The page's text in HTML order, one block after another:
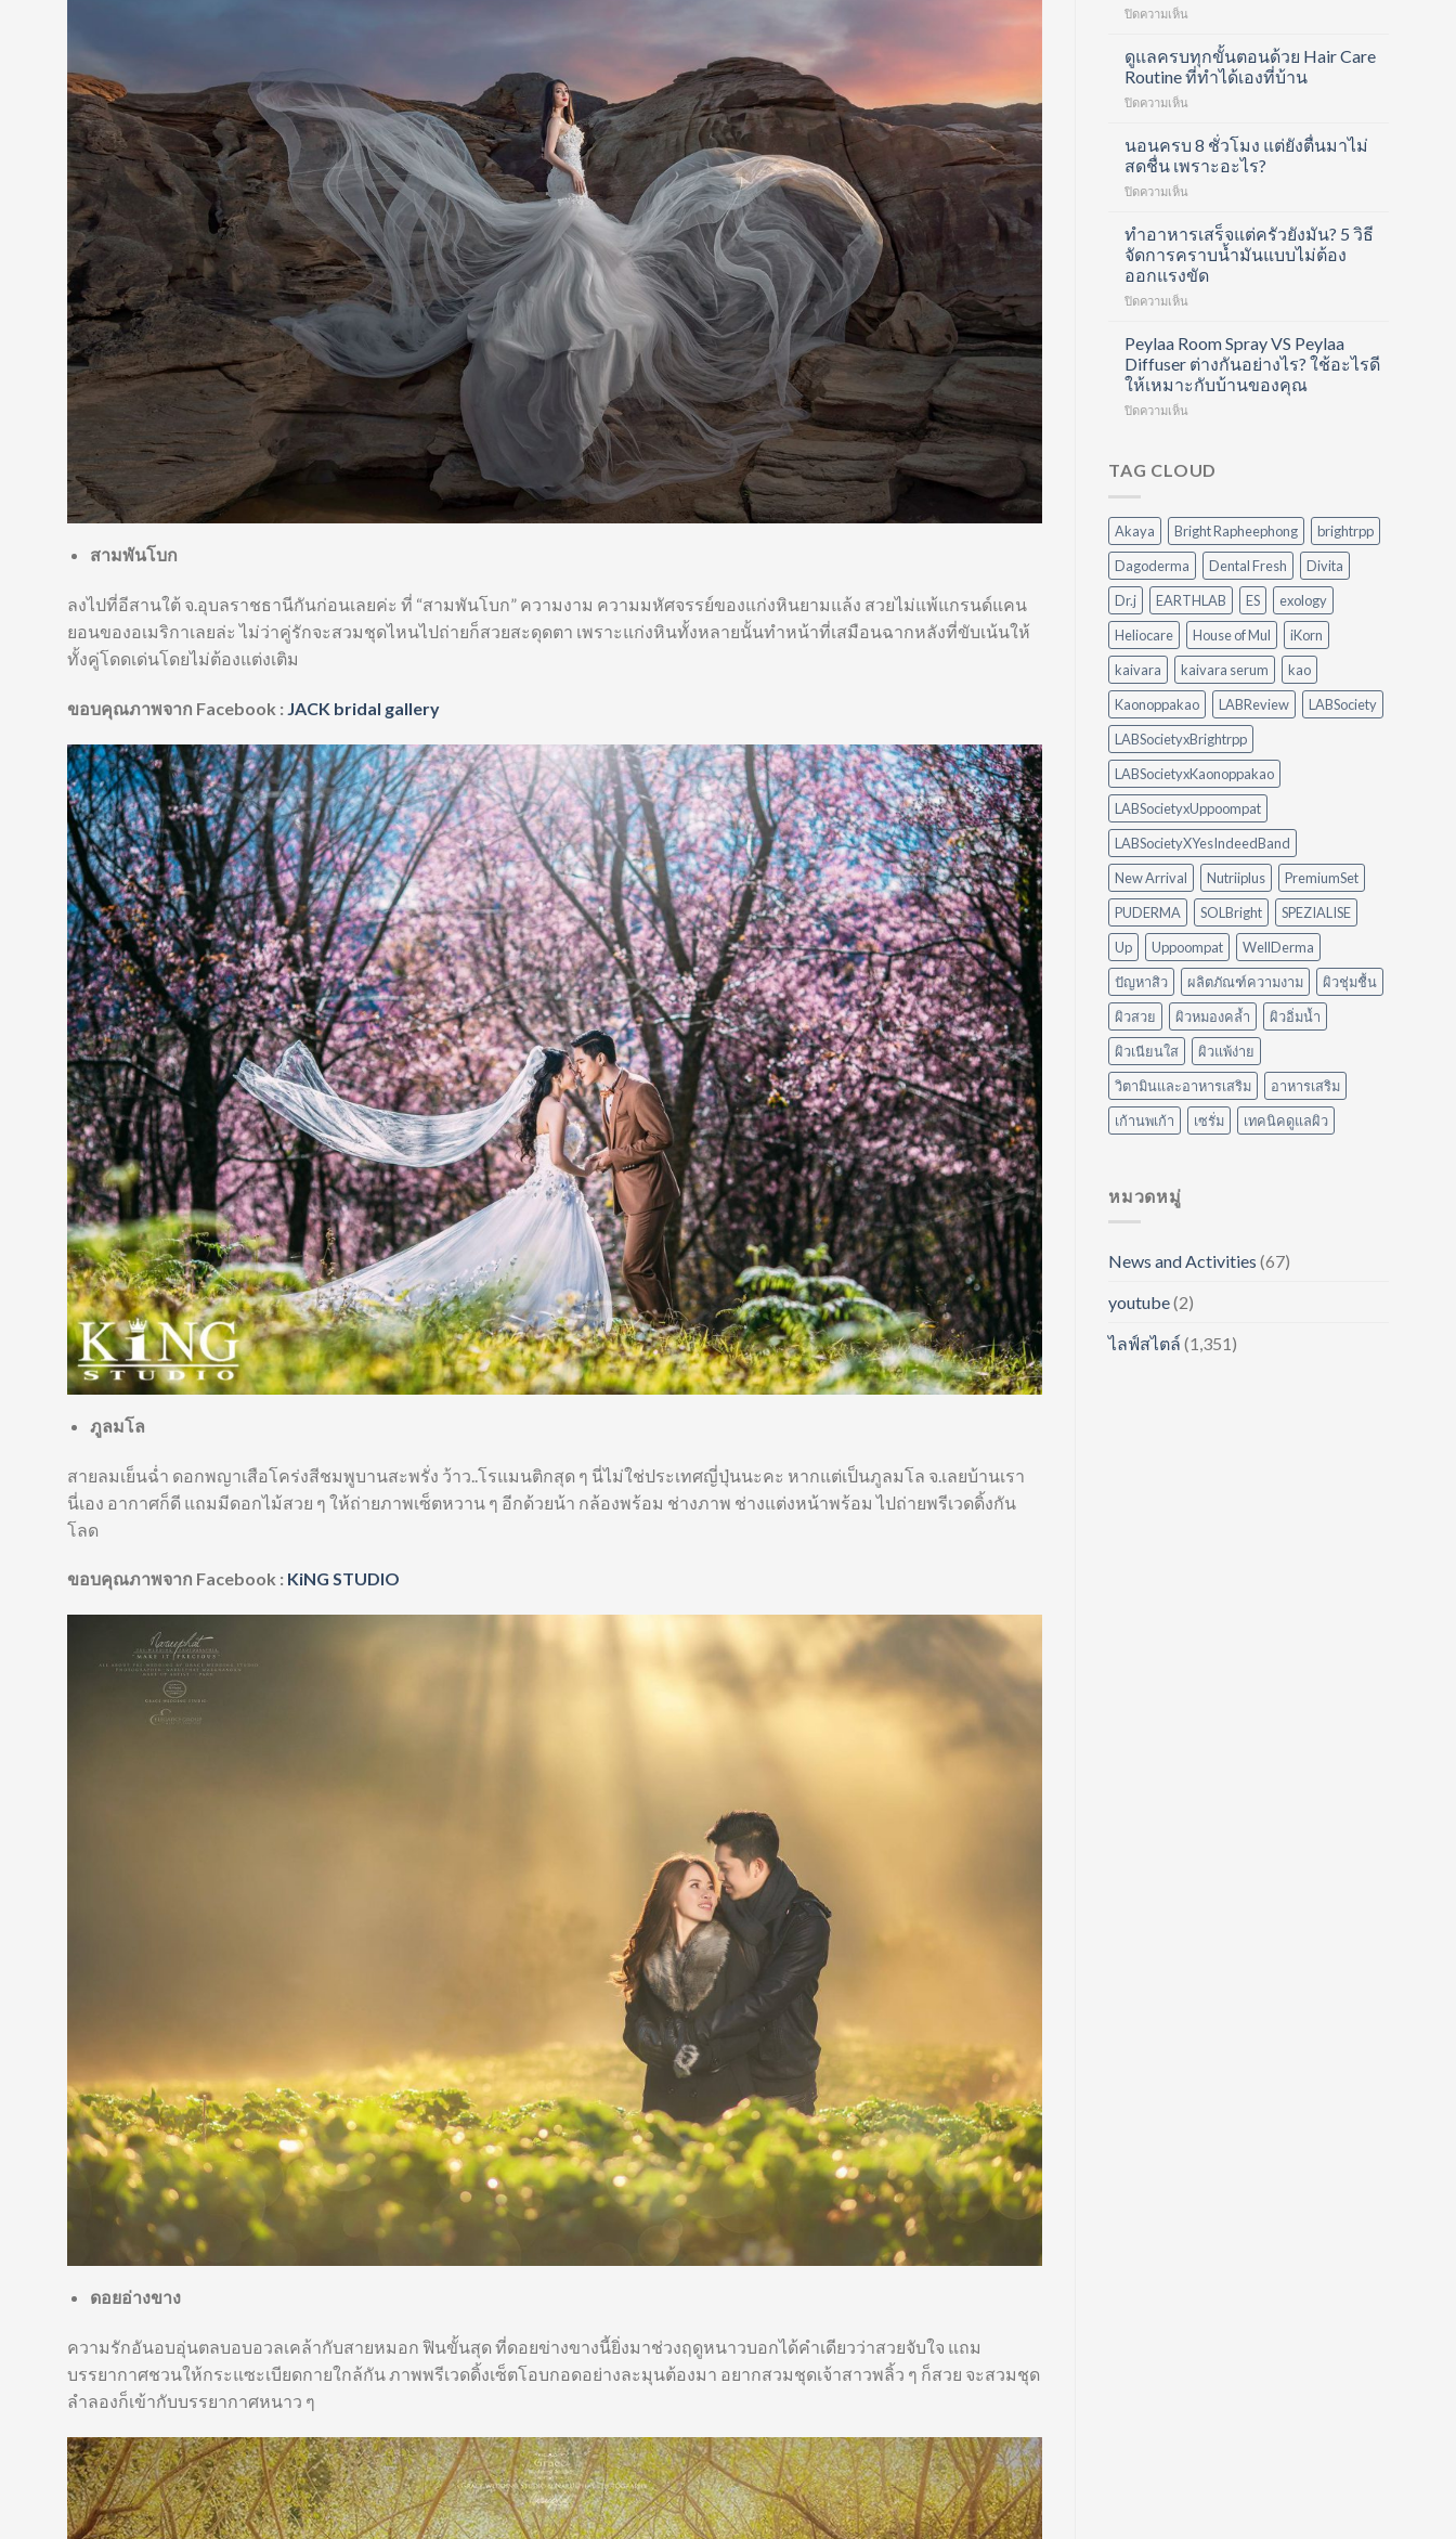
สามพันโบก
ลงไปที่อีสานใต้ จ.อุบลราชธานีกันก่อนเลยค่ะ ที่ “สามพันโบก” ความงาม ความมหัศจรรย์ของแก่งหินยามแล้ง สวยไม่แพ้แกรนด์แคน
ยอนของอเมริกาเลยล่ะ ไม่ว่าคู่รักจะสวมชุดไหนไปถ่ายก็สวยสะดุดตา เพราะแก่งหินทั้งหลายนั้นทำหน้าที่เสมือนฉากหลังที่ขับเน้นให้
ทั้งคู่โดดเด่นโดยไม่ต้องแต่งเติม
ขอบคุณภาพจาก Facebook : JACK bridal gallery
ภูลมโล
สายลมเย็นฉ่ำ ดอกพญาเสือโคร่งสีชมพูบานสะพรั่ง ว้าว..โรแมนติกสุด ๆ นี่ไม่ใช่ประเทศญี่ปุ่นนะคะ หากแต่เป็นภูลมโล จ.เลยบ้านเรา
นี่เอง อากาศก็ดี แถมมีดอกไม้สวย ๆ ให้ถ่ายภาพเซ็ตหวาน ๆ อีกด้วยน้า กล้องพร้อม ช่างภาพ ช่างแต่งหน้าพร้อม ไปถ่ายพรีเวดดิ้งกัน
โลด
ขอบคุณภาพจาก Facebook : KiNG STUDIO
ดอยอ่างขาง
ความรักอันอบอุ่นตลบอบอวลเคล้ากับสายหมอก ฟินขั้นสุด ที่ดอยข่างขางนี้ยิ่งมาช่วงฤดูหนาวบอกได้คำเดียวว่าสวยจับใจ แถม
บรรยากาศชวนให้กระแซะเบียดกายใกล้กัน ภาพพรีเวดดิ้งเซ็ตโอบกอดอย่างละมุนต้องมา อยากสวมชุดเจ้าสาวพลิ้ว ๆ ก็สวย จะสวมชุด
ลำลองก็เข้ากับบรรยากาศหนาว ๆ
ปิดความเห็น
Collagen
Shot
คอ
ลา
เจน
ฟื้นฟู
และ
บำรุง
ผิว
หนึ่ง
ดูแลครบทุกขั้นตอนด้วย Hair Care
Routine ที่ทำได้เองที่บ้าน
ปิดความเห็น
ครบ
ขั้น
ตอน
Hair
Care
Routine
ที่
ทำได้
ที่
บ้าน
นอนครบ 8 ชั่วโมง แต่ยังตื่นมาไม่
สดชื่น เพราะอะไร?
ปิดความเห็น
ชั่วโมง
แต่
ยัง
ไม่
สดชื่น
เพราะ
อะไร?
ทำอาหารเสร็จแต่ครัวยังมัน? 5 วิธี
จัดการคราบน้ำมันแบบไม่ต้อง
ออกแรงขัด
ปิดความเห็น
เสร็จ
แต่
ครัว
ยัง
วิธี
น้ำมัน
แบบ
ไม่
ต้อง
ออกแรง
ขัด
Peylaa Room Spray VS Peylaa
Diffuser ต่างกันอย่างไร? ใช้อะไรดี
ให้เหมาะกับบ้านของคุณ
ปิดความเห็น
Spray
Diffuser
ต่าง
กัน
อย่างไร?
ใช้
อะไร
ดี
ให้
เหมาะ
กับ
บ้าน
ของ
คุณ
TAG CLOUD
Akaya Bright Rapheephong
brightrpp
Dagoderma
Dental Fresh
Divita
Dr.j
EARTHLAB ES
exology
Heliocare
House of Mul
iKorn
kaivara
kaivara serum
kao
Kaonoppakao
LABReview
LABSociety
LABSocietyxBrightrpp
LABSocietyxKaonoppakao
LABSocietyxUppoompat
LABSocietyXYesIndeedBand
New Arrival
Nutriiplus
PremiumSet
PUDERMA
SOLBright
SPEZIALISE
Up
Uppoompat
WellDerma
ปัญหาสิว
ผลิตภัณฑ์ความงาม
ผิวชุ่มชื้น
ผิวสวย
ผิวหมองคล้ำ
ผิวอิ่มน้ำ
ผิวเนียนใส
ผิวแพ้ง่าย
วิตามินและอาหารเสริม
อาหารเสริม
เก้านพเก้า
เซรั่ม เทคนิคดูแลผิว
หมวดหมู่
News and Activities (67)
youtube(2)
ไลฟ์สไตล์ (1,351)